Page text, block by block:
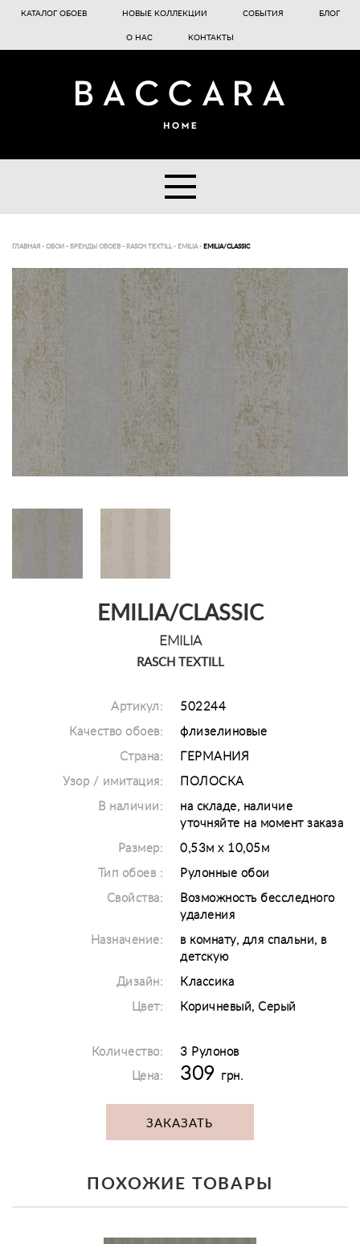
КАТАЛОГ ОБОЕВ НОВЫЕ КОЛЛЕКЦИИ СОБЫТИЯ БЛОГ
О НАС КОНТАКТЫ
ГЛАВНАЯ - ОБОИ - БРЕНДЫ ОБОЕВ - RASCH TEXTILL- EMILIA- EMILIA/CLASSIC
EMILIA/CLASSIC
EMILIA
RASCH TEXTILL
Артикул: 502244
Качество обоев: флизелиновые
Страна: ГЕРМАНИЯ
Узор / имитация: ПОЛОСКА
В наличии:
на складе, наличие
уточняйте на момент заказа
Размер: 0,53м х 10,05м
Тип обоев : Рулонные обои
Свойства:
Возможность бесследного
удаления
Назначение:
в комнату, для спальни, в
детскую
Дизайн: Классика
Цвет: Коричневый, Серый
Количество:
3 Рулонов
Цена:
309 грн.
ЗАКАЗАТЬ
ПОХОЖИЕ ТОВАРЫ